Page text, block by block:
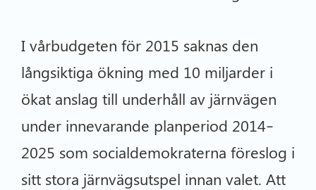
I vårbudgeten för 2015 saknas den
långsiktiga ökning med 10 miljarder i
ökat anslag till underhåll av järnvägen
under innevarande planperiod 2014–
2025 som socialdemokraterna föreslog i
sitt stora järnvägsutspel innan valet. Att